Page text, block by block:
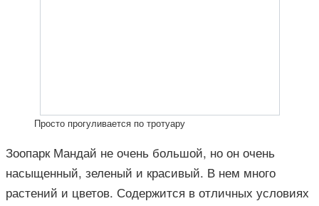
Просто прогуливается по тротуару
Зоопарк Мандай не очень большой, но он очень
насыщенный, зеленый и красивый. В нем много
растений и цветов. Содержится в отличных условиях